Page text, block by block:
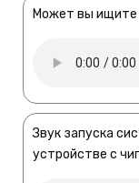
Может вы ищите
Звук запуска
устройстве с